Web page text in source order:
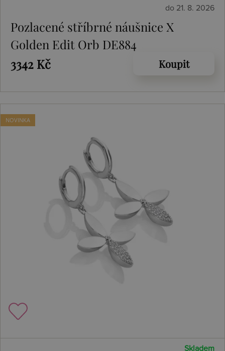
do 21. 8. 2026
Pozlacené stříbrné náušnice X
Golden Edit Orb DE884
3342 Kč
Koupit
NOVINKA
Skladem